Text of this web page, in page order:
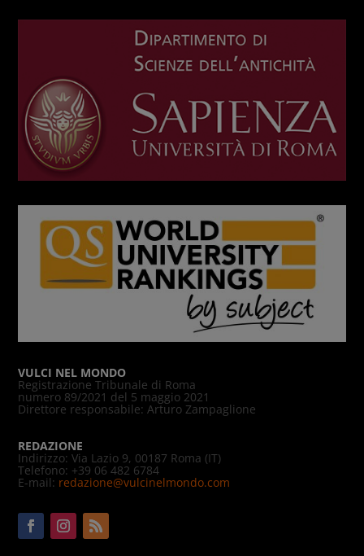
VULCI NEL MONDO
Registrazione Tribunale di Roma
numero 89/2021 del 5 maggio 2021
Direttore responsabile: Arturo Zampaglione
REDAZIONE
Indirizzo: Via Lazio 9, 00187 Roma (IT)
Telefono: +39 06 482 6784
E-mail: redazione@vulcinelmondo.com